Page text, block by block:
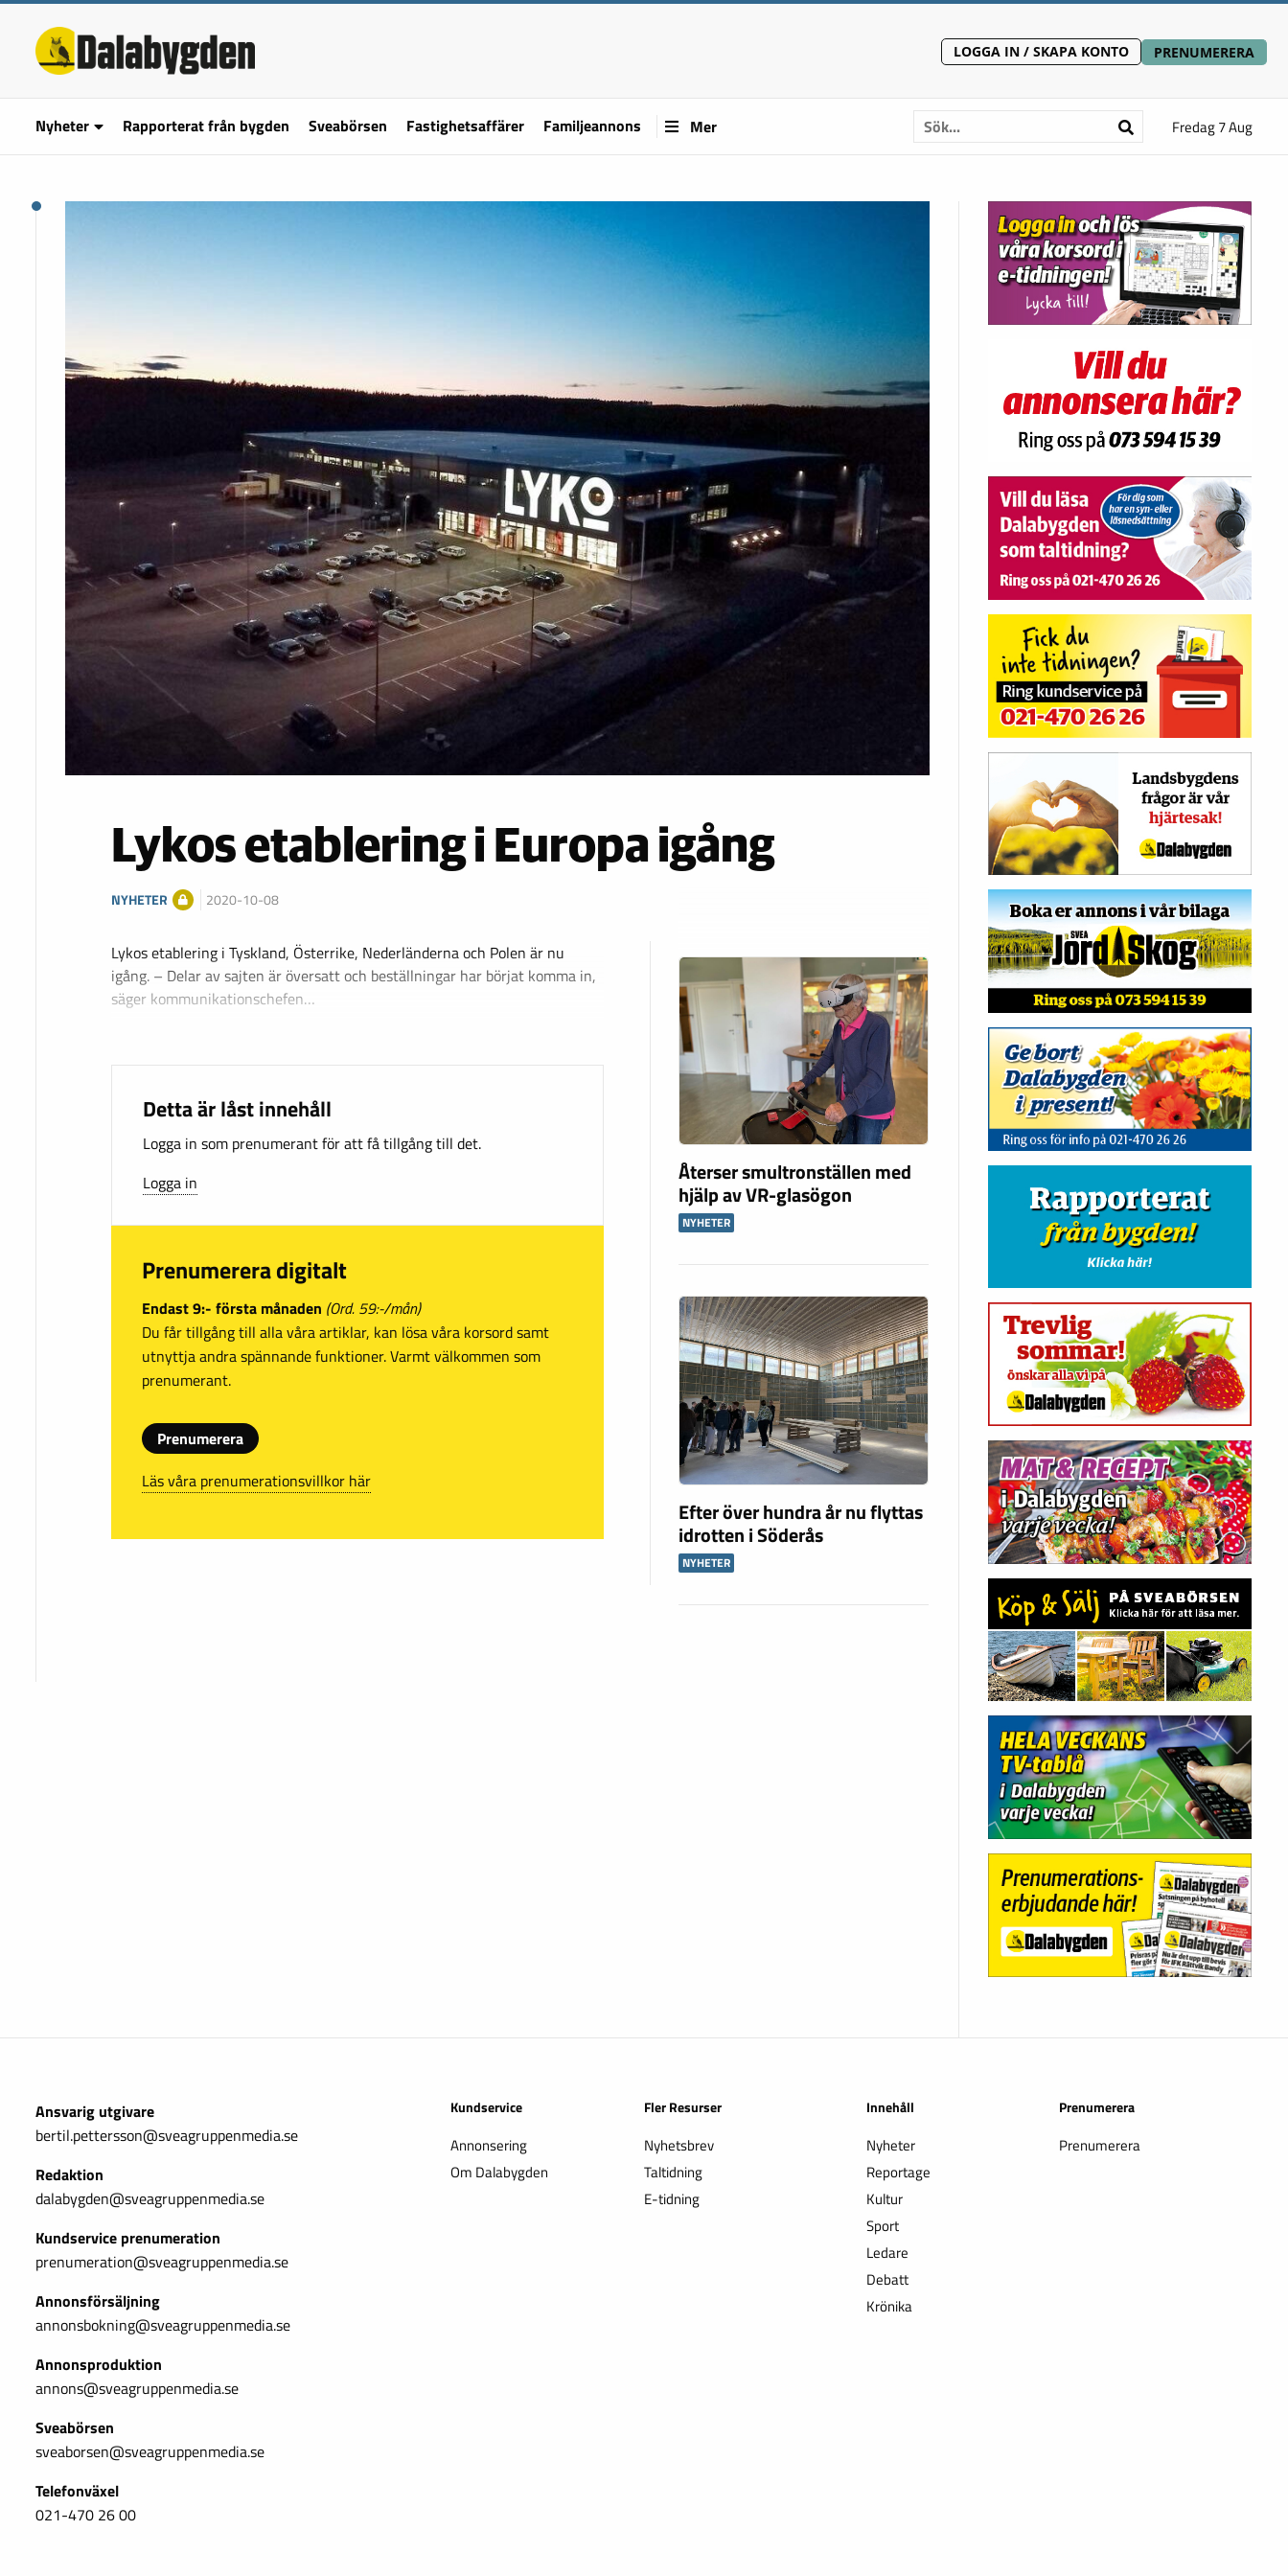
LOGGA IN / SKAPA KONTO PRENUMERERA
Nyheter Rapporterat från bygden Sveabörsen Fastighetsaffärer Familjeannons Mer Fredag 7 Aug
Lykos etablering i Europa igång
NYHETER 2020-10-08
Lykos etablering i Tyskland, Österrike, Nederländerna och Polen är nu
igång. – Delar av sajten är översatt och beställningar har börjat komma in,
säger kommunikationschefen…
Detta är låst innehåll
Logga in som prenumerant för att få tillgång till det.
Logga in
Prenumerera digitalt
Endast 9:- första månaden (Ord. 59:-/mån)
Du får tillgång till alla våra artiklar, kan lösa våra korsord samt
utnyttja andra spännande funktioner. Varmt välkommen som
prenumerant.
Prenumerera
Läs våra prenumerationsvillkor här
Återser smultronställen med
hjälp av VR-glasögon
NYHETER
Efter över hundra år nu flyttas
idrotten i Söderås
NYHETER
Ansvarig utgivare
bertil.pettersson@sveagruppenmedia.se
Redaktion
dalabygden@sveagruppenmedia.se
Kundservice prenumeration
prenumeration@sveagruppenmedia.se
Annonsförsäljning
annonsbokning@sveagruppenmedia.se
Annonsproduktion
annons@sveagruppenmedia.se
Sveabörsen
sveaborsen@sveagruppenmedia.se
Telefonväxel
021-470 26 00
Kundservice
Annonsering
Om Dalabygden
Fler Resurser
Nyhetsbrev
Taltidning
E-tidning
Innehåll
Nyheter
Reportage
Kultur
Sport
Ledare
Debatt
Krönika
Prenumerera
Prenumerera